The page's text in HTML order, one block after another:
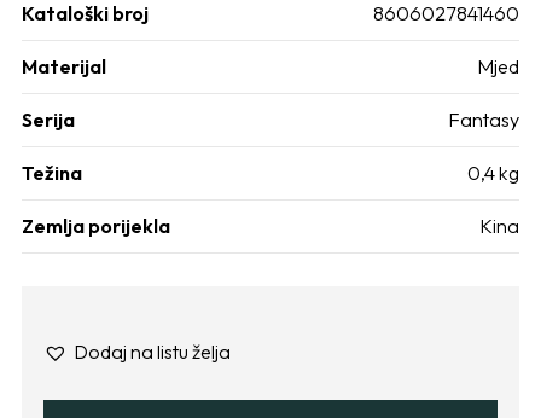
Kataloški broj 8606027841460
Materijal Mjed
Serija Fantasy
Težina 0,4 kg
Zemlja porijekla Kina
Dodaj na listu želja